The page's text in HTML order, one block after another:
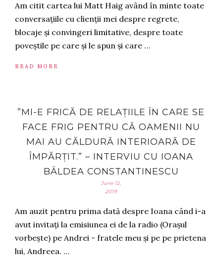
Am citit cartea lui Matt Haig având în minte toate
conversațiile cu clienții mei despre regrete,
blocaje și convingeri limitative, despre toate
poveștile pe care și le spun și care …
READ MORE
”MI-E FRICĂ DE RELAȚIILE ÎN CARE SE
FACE FRIG PENTRU CĂ OAMENII NU
MAI AU CĂLDURĂ INTERIOARĂ DE
ÎMPĂRȚIT.” – INTERVIU CU IOANA
BÂLDEA CONSTANTINESCU
June 12,
2019
Am auzit pentru prima dată despre Ioana când i-a
avut invitați la emisiunea ei de la radio (Orașul
vorbește) pe Andrei - fratele meu și pe pe prietena
lui, Andreea. …